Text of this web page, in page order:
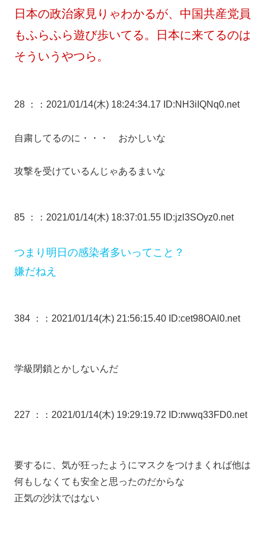
日本の政治家見りゃわかるが、中国共産党員
もふらふら遊び歩いてる。日本に来てるのは
そういうやつら。
28 ： ：2021/01/14(木) 18:24:34.17 ID:NH3iIQNq0.net
自粛してるのに・・・ おかしいな
攻撃を受けているんじゃあるまいな
85 ： ：2021/01/14(木) 18:37:01.55 ID:jzl3SOyz0.net
つまり明日の感染者多いってこと？
嫌だねえ
384 ： ：2021/01/14(木) 21:56:15.40 ID:cet98OAl0.net
学級閉鎖とかしないんだ
227 ： ：2021/01/14(木) 19:29:19.72 ID:rwwq33FD0.net
要するに、気が狂ったようにマスクをつけまくれば他は
何もしなくても安全と思ったのだからな
正気の沙汰ではない